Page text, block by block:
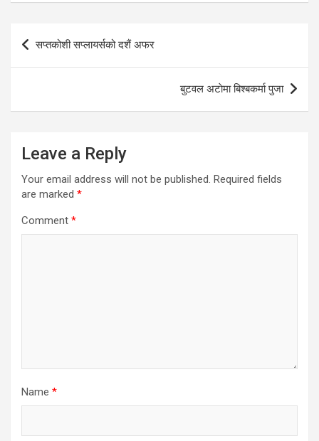
Post
navigation
सप्तकोशी सप्लायर्सको दशैं अफर
बुटवल अटाेमा बिश्बकर्मा पुजा
Leave a Reply
Your email address will not be published. Required fields
are marked *
Comment *
Name *